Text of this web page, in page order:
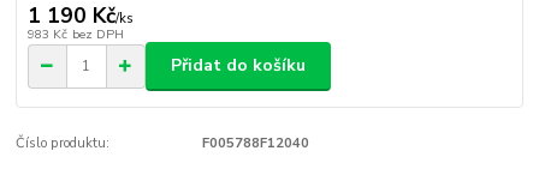
1 190 Kč/ks
983 Kč bez DPH
Přidat do košíku
Číslo produktu: F005788F12040